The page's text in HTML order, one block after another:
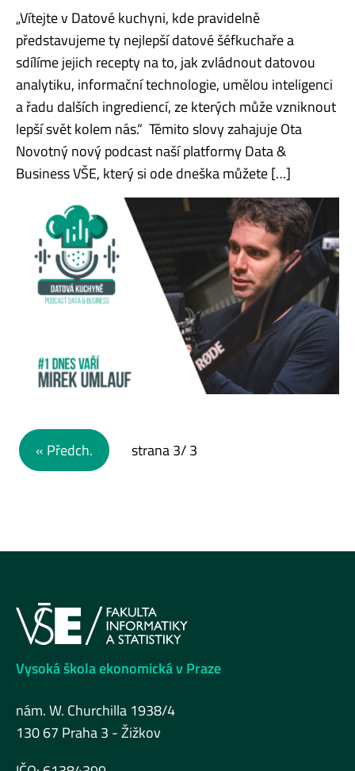
„Vítejte v Datové kuchyni, kde pravidelně
představujeme ty nejlepší datové šéfkuchaře a
sdílíme jejich recepty na to, jak zvládnout datovou
analytiku, informační technologie, umělou inteligenci
a řadu dalších ingrediencí, ze kterých může vzniknout
lepší svět kolem nás.“ Těmito slovy zahajuje Ota
Novotný nový podcast naší platformy Data &
Business VŠE, který si ode dneška můžete […]
Navigace pro příspěvky
« Předch. strana3/ 3
Vysoká škola ekonomická v Praze
nám. W. Churchilla 1938/4
130 67 Praha 3 - Žižkov